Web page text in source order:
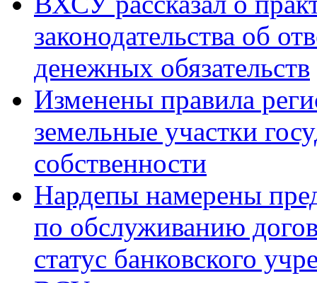
законодательства об
денежных обязательств
Изменены правила
земельные участки
собственности
Нардепы намерены
по обслуживанию
статус банковского